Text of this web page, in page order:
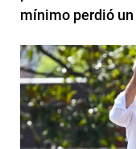
mínimo perdió un